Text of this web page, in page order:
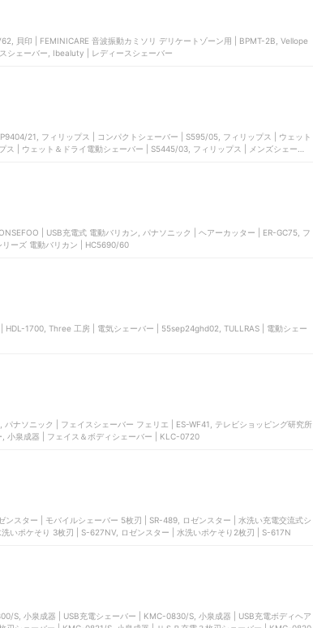
貝印 | FEMINICARE 音波振動カミソリ デリケートゾーン用 | BPMT-2B, Vellope
シェーバー, Ibealuty | レディースシェーバー
21, フィリップス | コンパクトシェーバー | S595/05, フィリップス | ウェット
| ウェット＆ドライ電動シェーバー | S5445/03, フィリップス | メンズシェーバー
リーズ 電動バリカン | HC5690/60
HDL-1700, Three 工房 | 電気シェーバー | 55sep24ghd02, TULLRAS | 電動シェー
ナソニック | フェイスシェーバー フェリエ | ES-WF41, テレビショッピング研究所
, 小泉成器 | フェイス＆ボディシェーバー | KLC-0720
| モバイルシェーバー 5枚刃 | SR-489, ロゼンスター | 水洗い充電交流式シ
ェーバー 2枚刃 | RA-131EXF, ロゼンスター | 水洗いポケそり 3枚刃 | S-627NV, ロゼンスター | 水洗いポケそり2枚刃 | S-617N